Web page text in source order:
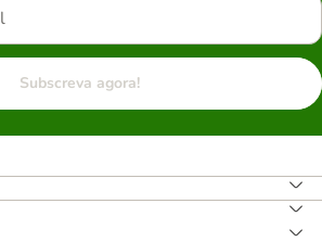
Subscreva agora!